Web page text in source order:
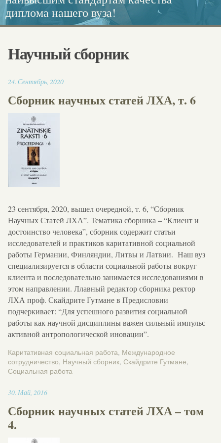
диплома нашего вуза!
каллиграфия.
Европейского диплома!
социальной работе
Научный сборник
24. Сентябрь, 202012:07
Сборник научных статей ЛХА, т. 6
23 сентября, 2020, вышел очередной, т. 6, “Сборник
Научных Статей ЛХА”. Тематика сборника – “Клиент и
достоинство человека”, сборник содержит статьи
исследователей и практиков каритативной социальной
работы Германии, Финляндии, Литвы и Латвии. Наш вуз
специализируется в области социальной работы вокруг
клиента и последовательно занимается исследованиями в
этом направлении. Ллавный редактор сборника ректор
ЛХА проф. Скайдрите Гутмане в Предисловии
подчеркивает: “Для успешного развития социальной
работы как научной дисциплины важен сильный импульс
активной антропологической иновации”.
Каритативная социальная работа, Международное
сотрудничество, Научный сборник, Скайдрите Гутмане,
Социальная работа
30. Май, 201617:04
Сборник научных статей ЛХА – том
4.